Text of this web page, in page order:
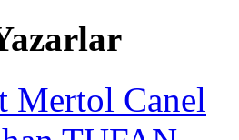
Mertol Canel